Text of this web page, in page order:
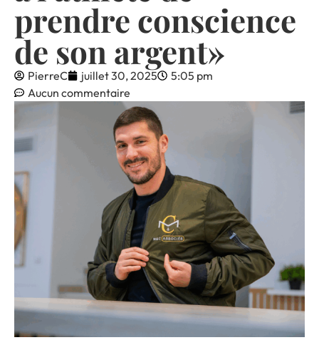
prendre conscience
de son argent»
PierreC juillet 30, 2025
5:05 pm
Aucun commentaire